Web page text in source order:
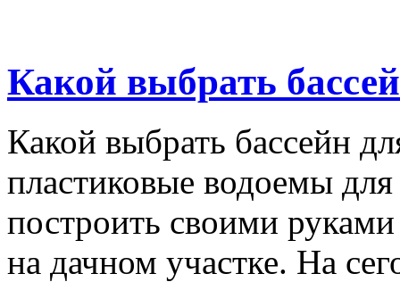
Какой выбрать
Какой выбрать бассейн
пластиковые водоемы
построить своими
на дачном участке. На